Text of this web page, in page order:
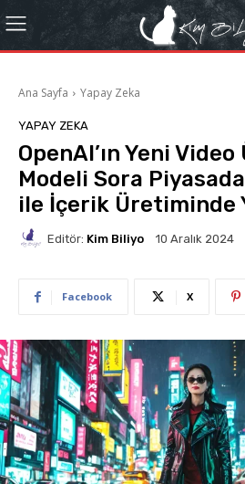
Ana Sayfa Yapay Zeka
YAPAY ZEKA
OpenAI’ın Yeni
Modeli Sora
ile İçerik Üretiminde
Editör: Kim Biliyo 10 Aralık 2024
Facebook X